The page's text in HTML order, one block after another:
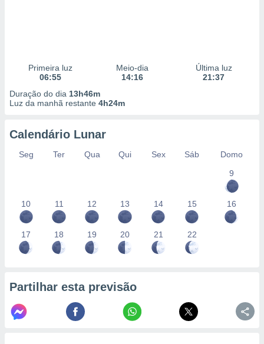
Primeira luz
06:55
Meio-dia
14:16
Última luz
21:37
Duração do dia 13h46m
Luz da manhã restante 4h24m
Calendário Lunar
Seg Ter Qua Qui Sex Sáb
Domo
9
10 11 12 13 14 15 16
17 18 19 20 21 22
Partilhar esta previsão